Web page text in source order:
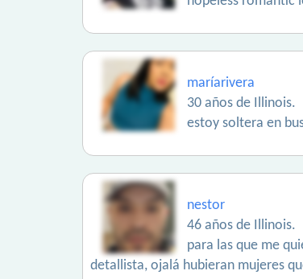
maríarivera
30 años de Illinois.
estoy soltera en
nestor
46 años de Illinois.
para las que me
detallista, ojalá hubieran mujeres